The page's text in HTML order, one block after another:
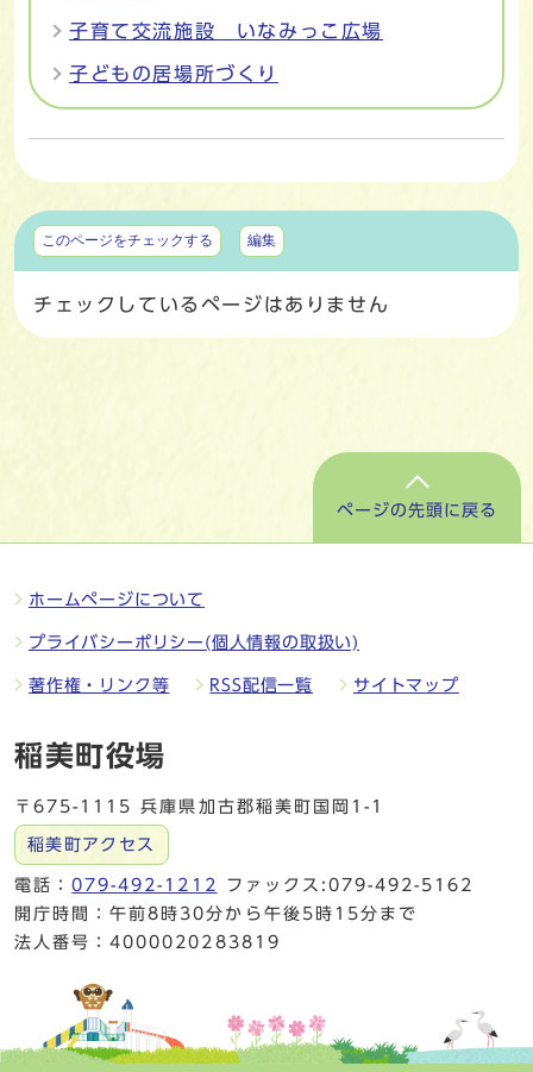
子育て交流施設 いなみっこ広場
子どもの居場所づくり
マイページ
このページをチェックする 編集
チェックしているページはありません
ページの先頭に戻る
ホームページについて
プライバシーポリシー(個人情報の取扱い)
著作権・リンク等 RSS配信一覧 サイトマップ
稲美町役場
〒675-1115 兵庫県加古郡稲美町国岡1-1
稲美町アクセス
電話：079-492-1212
ファックス:079-492-5162
開庁時間：午前8時30分から午後5時15分まで
法人番号：4000020283819